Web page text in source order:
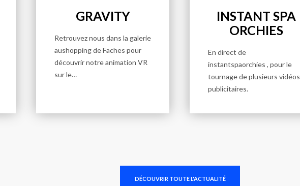
GRAVITY
Retrouvez nous dans la galerie
aushopping de Faches pour
découvrir notre animation VR
sur le…
INSTANT SPA
ORCHIES
En direct de
instantspaorchies , pour le
tournage de plusieurs vidéos
publicitaires.
DÉCOUVRIR TOUTE L'ACTUALITÉ